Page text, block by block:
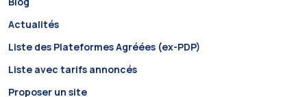
Actualités
Liste des Plateformes Agréées (ex-PDP)
Liste avec tarifs annoncés
Proposer un site